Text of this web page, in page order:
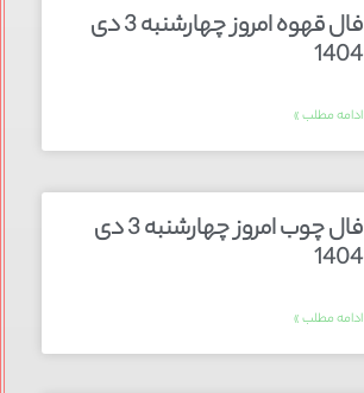
فال قهوه امروز چهارشنبه 3 دی
1404
ادامه مطلب »
فال چوب امروز چهارشنبه 3 دی
1404
ادامه مطلب »